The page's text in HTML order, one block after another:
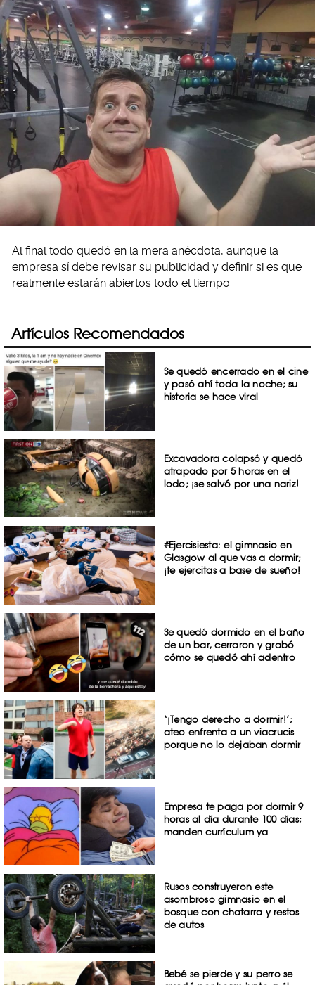
Al final todo quedó en la mera anécdota, aunque la
empresa sí debe revisar su publicidad y definir si es que
realmente estarán abiertos todo el tiempo.
Artículos Recomendados
Se quedó encerrado en el cine
y pasó ahí toda la noche; su
historia se hace viral
Excavadora colapsó y quedó
atrapado por 5 horas en el
lodo; ¡se salvó por una nariz!
#Ejercisiesta: el gimnasio en
Glasgow al que vas a dormir;
¡te ejercitas a base de sueño!
Se quedó dormido en el baño
de un bar, cerraron y grabó
cómo se quedó ahí adentro
‘¡Tengo derecho a dormir!’;
ateo enfrenta a un viacrucis
porque no lo dejaban dormir
Empresa te paga por dormir 9
horas al día durante 100 días;
manden currículum ya
Rusos construyeron este
asombroso gimnasio en el
bosque con chatarra y restos
de autos
Bebé se pierde y su perro se